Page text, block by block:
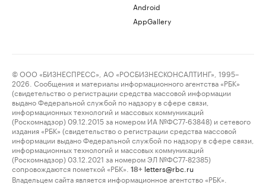
Android
AppGallery
© ООО «БИЗНЕСПРЕСС», АО «РОСБИЗНЕСКОНСАЛТИНГ», 1995–
2026. Сообщения и материалы информационного агентства «РБК»
(свидетельство о регистрации средства массовой информации
выдано Федеральной службой по надзору в сфере связи,
информационных технологий и массовых коммуникаций
(Роскомнадзор) 09.12.2015 за номером ИА №ФС77-63848) и сетевого
издания «РБК» (свидетельство о регистрации средства массовой
информации выдано Федеральной службой по надзору в сфере связи,
информационных технологий и массовых коммуникаций
(Роскомнадзор) 03.12.2021 за номером ЭЛ №ФС77-82385)
сопровождаются пометкой «РБК».
18+ letters@rbc.ru
Владельцем сайта является информационное агентство «РБК».